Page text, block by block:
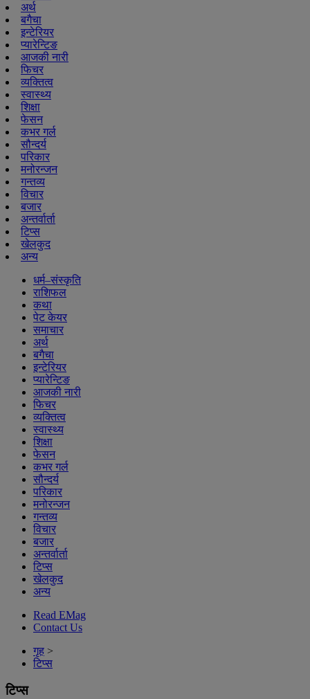
अर्थ
बगैचा
इन्टेरियर
प्यारेन्टिङ
आजकी नारी
फिचर
व्यक्तित्व
स्वास्थ्य
शिक्षा
फेसन
कभर गर्ल
सौन्दर्य
परिकार
मनोरन्जन
गन्तव्य
विचार
बजार
अन्तर्वार्ता
टिप्स
खेलकुद
अन्य
धर्म–संस्कृति
राशिफल
कथा
पेट केयर
समाचार
अर्थ
बगैचा
इन्टेरियर
प्यारेन्टिङ
आजकी नारी
फिचर
व्यक्तित्व
स्वास्थ्य
शिक्षा
फेसन
कभर गर्ल
सौन्दर्य
परिकार
मनोरन्जन
गन्तव्य
विचार
बजार
अन्तर्वार्ता
टिप्स
खेलकुद
अन्य
Read EMag
Contact Us
गृह >
टिप्स
टिप्स